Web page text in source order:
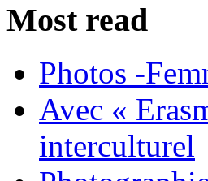
Most read
Photos -
Avec «
interculturel